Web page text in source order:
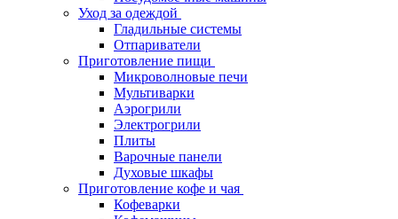
Уход за одеждой
Гладильные системы
Отпариватели
Приготовление пищи
Микроволновые печи
Мультиварки
Аэрогрили
Электрогрили
Плиты
Варочные панели
Духовые шкафы
Приготовление кофе и чая
Кофеварки